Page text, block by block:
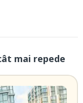
mai repede